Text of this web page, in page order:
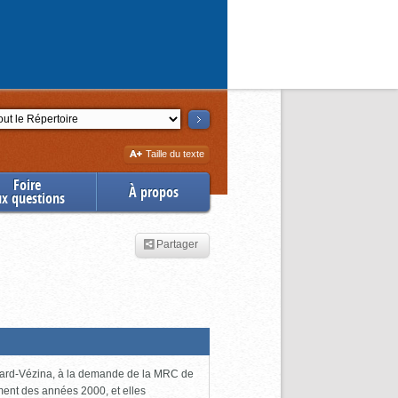
Augmenter
la
Taille du texte
Foire
questions À propos
Partager
Vézina, à la demande de la MRC de
des années 2000, et elles